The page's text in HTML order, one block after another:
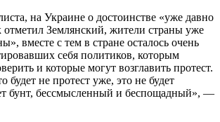
на Украине о достоинстве «уже давно
отметил Землянский, жители страны уже
вместе с тем в стране осталось очень
себя политиков, которым
и которые могут возглавить протест.
будет не протест уже, это не будет
бунт, бессмысленный и беспощадный», —